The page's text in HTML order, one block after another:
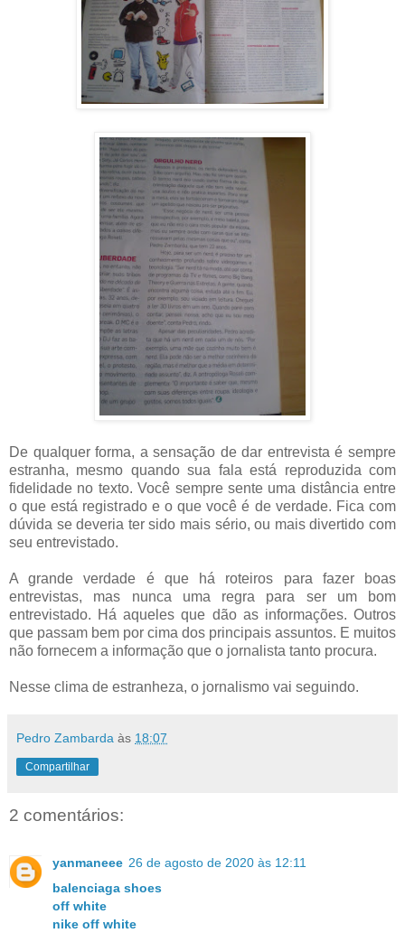
De qualquer forma, a sensação de dar entrevista é sempre
estranha, mesmo quando sua fala está reproduzida com
fidelidade no texto. Você sempre sente uma distância entre
o que está registrado e o que você é de verdade. Fica com
dúvida se deveria ter sido mais sério, ou mais divertido com
seu entrevistado.
A grande verdade é que há roteiros para fazer boas
entrevistas, mas nunca uma regra para ser um bom
entrevistado. Há aqueles que dão as informações. Outros
que passam bem por cima dos principais assuntos. E muitos
não fornecem a informação que o jornalista tanto procura.
Nesse clima de estranheza, o jornalismo vai seguindo.
Pedro Zambarda às 18:07
Compartilhar
2 comentários:
yanmaneee 26 de agosto de 2020 às 12:11
balenciaga shoes
off white
nike off white